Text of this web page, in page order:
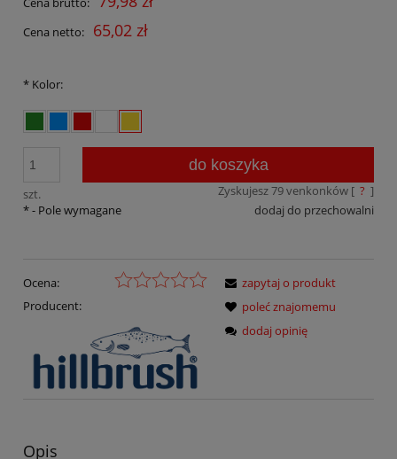
Cena netto: 65,02 zł
* Kolor:
szt.
do koszyka
Zyskujesz79venkonków [ ? ]
dodaj do przechowalni
*- Pole wymagane
Ocena:
Producent:
zapytaj o produkt
poleć znajomemu
dodaj opinię
Opis